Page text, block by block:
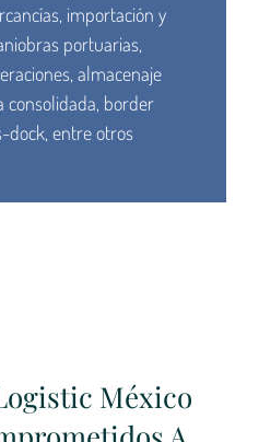
importación y
portuarias,
almacenaje
consolidada, border
dock, entre otros
México